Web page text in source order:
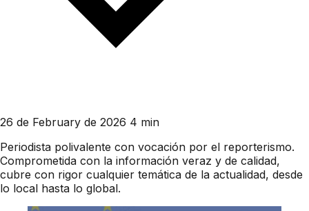
26 de February de 2026 4 min
Periodista polivalente con vocación por el reporterismo.
Comprometida con la información veraz y de calidad,
cubre con rigor cualquier temática de la actualidad, desde
lo local hasta lo global.